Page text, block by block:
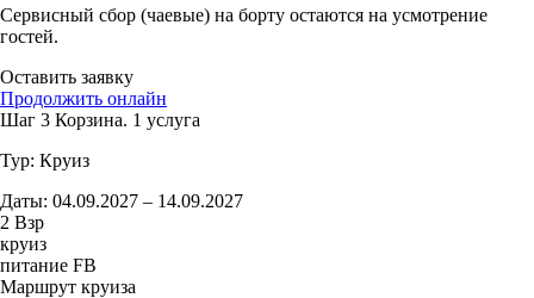
Сервисный сбор (чаевые) на борту остаются на усмотрение
гостей.
Оставить заявку
Продолжить онлайн
Шаг 3 Корзина. 1 услуга
Тур: Круиз
Даты: 04.09.2027 – 14.09.2027
2 Взр
круиз
питание FB
Маршрут круиза